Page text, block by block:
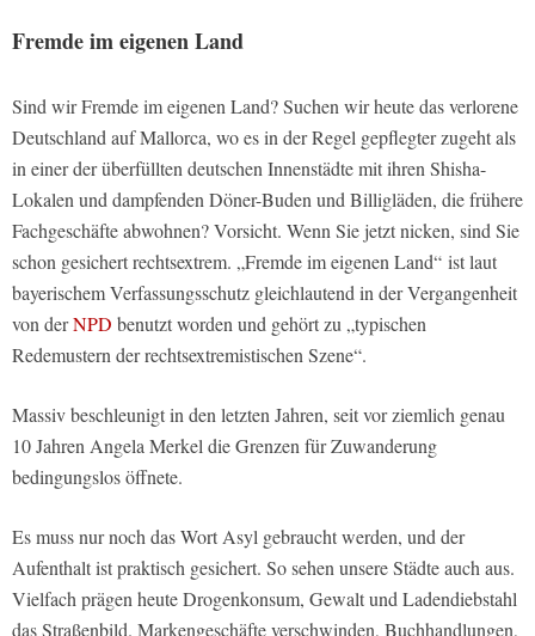
Fremde im eigenen Land
Sind wir Fremde im eigenen Land? Suchen wir heute das verlorene
Deutschland auf Mallorca, wo es in der Regel gepflegter zugeht als
in einer der überfüllten deutschen Innenstädte mit ihren Shisha-
Lokalen und dampfenden Döner-Buden und Billigläden, die frühere
Fachgeschäfte abwohnen? Vorsicht. Wenn Sie jetzt nicken, sind Sie
schon gesichert rechtsextrem. „Fremde im eigenen Land“ ist laut
bayerischem Verfassungsschutz gleichlautend in der Vergangenheit
von derNPD benutzt worden und gehört zu „typischen
Redemustern der rechtsextremistischen Szene“.
Massiv beschleunigt in den letzten Jahren, seit vor ziemlich genau
10 Jahren Angela Merkel die Grenzen für Zuwanderung
bedingungslos öffnete.
Es muss nur noch das Wort Asyl gebraucht werden, und der
Aufenthalt ist praktisch gesichert. So sehen unsere Städte auch aus.
Vielfach prägen heute Drogenkonsum, Gewalt und Ladendiebstahl
das Straßenbild. Markengeschäfte verschwinden, Buchhandlungen,